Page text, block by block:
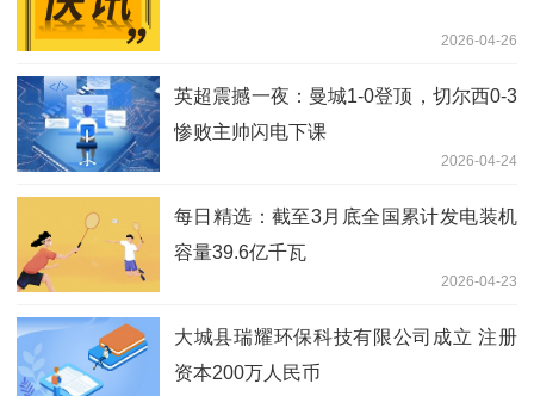
2026-04-26
英超震撼一夜：曼城1-0登顶，切尔西0-3
惨败主帅闪电下课
2026-04-24
每日精选：截至3月底全国累计发电装机
容量39.6亿千瓦
2026-04-23
大城县瑞耀环保科技有限公司成立 注册
资本200万人民币